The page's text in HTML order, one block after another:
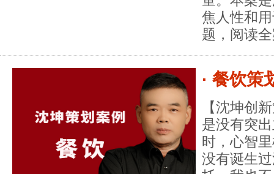
焦人性和
题，阅读
· 餐饮策
【沈坤创
是没有突
时，心智
没有诞生